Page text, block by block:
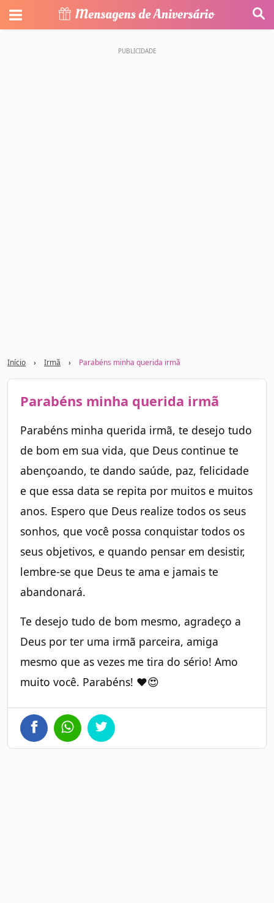
Início › Irmã › Parabéns minha querida irmã
Parabéns minha querida irmã
Parabéns minha querida irmã, te desejo tudo
de bom em sua vida, que Deus continue te
abençoando, te dando saúde, paz, felicidade
e que essa data se repita por muitos e muitos
anos. Espero que Deus realize todos os seus
sonhos, que você possa conquistar todos os
seus objetivos, e quando pensar em desistir,
lembre-se que Deus te ama e jamais te
abandonará.
Te desejo tudo de bom mesmo, agradeço a
Deus por ter uma irmã parceira, amiga
mesmo que as vezes me tira do sério! Amo
muito você. Parabéns! ❤😍